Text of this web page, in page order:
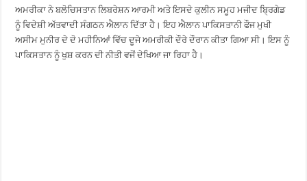
ਅਮਰੀਕਾ ਨੇ ਬਲੋਚਿਸਤਾਨ ਲਿਬਰੇਸ਼ਨ ਆਰਮੀ ਅਤੇ ਇਸਦੇ ਕੁਲੀਨ ਸਮੂਹ ਮਜੀਦ ਬ੍ਰਿਗੇਡ
ਨੂੰ ਵਿਦੇਸ਼ੀ ਅੱਤਵਾਦੀ ਸੰਗਠਨ ਐਲਾਨ ਦਿੱਤਾ ਹੈ। ਇਹ ਐਲਾਨ ਪਾਕਿਸਤਾਨੀ ਫੌਜ ਮੁਖੀ
ਅਸੀਮ ਮੁਨੀਰ ਦੇ ਦੋ ਮਹੀਨਿਆਂ ਵਿੱਚ ਦੂਜੇ ਅਮਰੀਕੀ ਦੌਰੇ ਦੌਰਾਨ ਕੀਤਾ ਗਿਆ ਸੀ। ਇਸ ਨੂੰ
ਪਾਕਿਸਤਾਨ ਨੂੰ ਖੁਸ਼ ਕਰਨ ਦੀ ਨੀਤੀ ਵਜੋਂ ਦੇਖਿਆ ਜਾ ਰਿਹਾ ਹੈ।